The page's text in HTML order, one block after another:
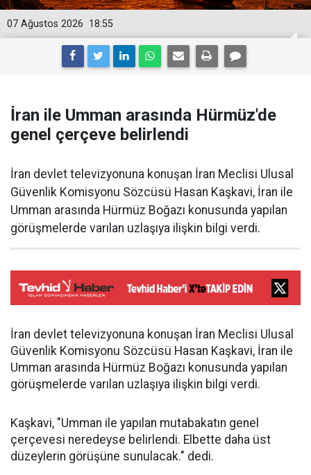
18:55
07 Ağustos 2026
İran ile Umman arasında Hürmüz'de
genel çerçeve belirlendi
İran devlet televizyonuna konuşan İran Meclisi Ulusal
Güvenlik Komisyonu Sözcüsü Hasan Kaşkavi, İran ile
Umman arasında Hürmüz Boğazı konusunda yapılan
görüşmelerde varılan uzlaşıya ilişkin bilgi verdi.
İran devlet televizyonuna konuşan İran Meclisi Ulusal
Güvenlik Komisyonu Sözcüsü Hasan Kaşkavi, İran ile
Umman arasında Hürmüz Boğazı konusunda yapılan
görüşmelerde varılan uzlaşıya ilişkin bilgi verdi.
Kaşkavi, "Umman ile yapılan mutabakatın genel
çerçevesi neredeyse belirlendi. Elbette daha üst
düzeylerin görüşüne sunulacak." dedi.